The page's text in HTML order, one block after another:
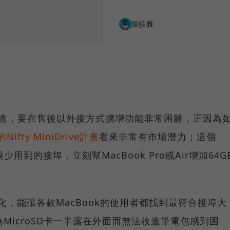
陳荻雅
要在售後以外接方式擴增功能非常困難，正因為
Nifty MiniDrive計畫看來非常有市場潛力；這個
用到的接埠，立刻幫MacBook Pro或Air增加
能讓各款MacBook的使用者都找到最符合接埠大
卡一半露在外面而無法收進筆電包感到困